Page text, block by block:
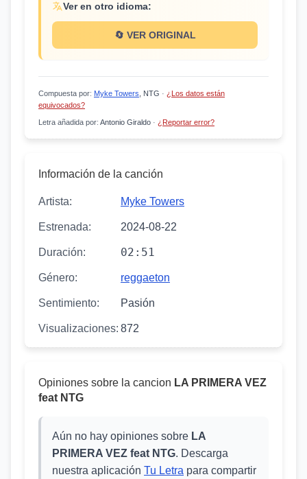
Ver en otro idioma:
🔄 VER ORIGINAL
Compuesta por: Myke Towers , NTG · ¿Los datos están
equivocados?
Letra añadida por: Antonio Giraldo · ¿Reportar error?
Información de la canción
Artista: Myke Towers
Estrenada: 2024-08-22
Duración: 02:51
Género: reggaeton
Sentimiento: Pasión
Visualizaciones: 872
Opiniones sobre la cancion LA PRIMERA VEZ
feat NTG
Aún no hay opiniones sobre LA
PRIMERA VEZ feat NTG. Descarga
nuestra aplicación Tu Letra para compartir